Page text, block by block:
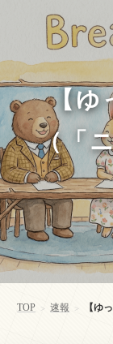
【ゆ
（「
TOP > 速報 > 【ゆ